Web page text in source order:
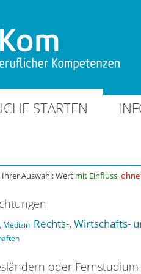
STARTEN
Auswahl: Wert mit Einfluss,ohne
Medizin Rechts-, Wirtschafts-
oder Fernstudium